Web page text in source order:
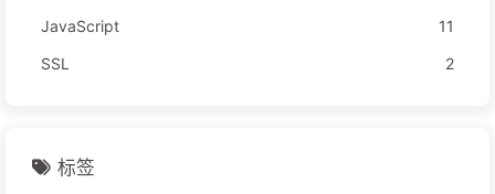
JavaScript
11
SSL
2
标签